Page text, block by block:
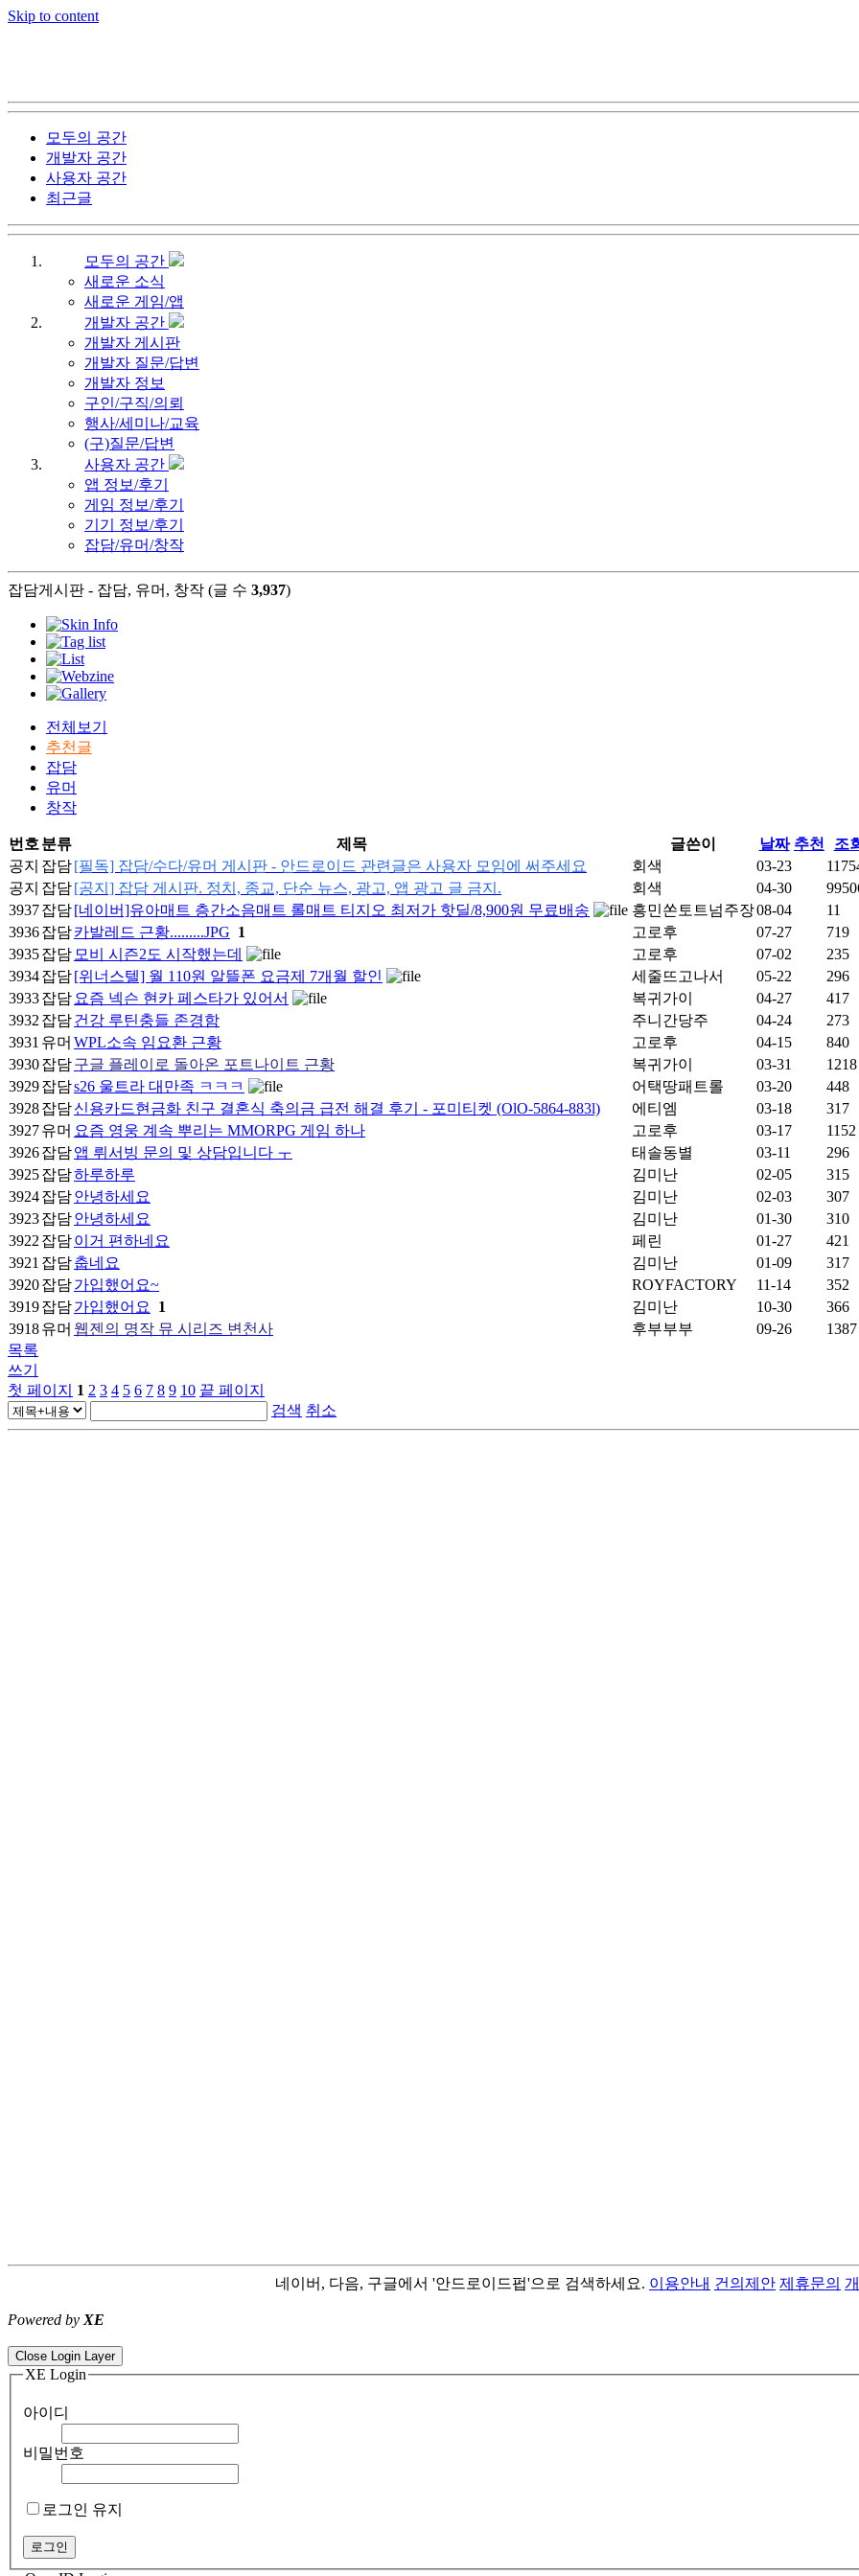
Skip to content
모두의 공간
개발자 공간
사용자 공간
최근글
모두의 공간
새로운 소식
새로운 게임/앱
개발자 공간
개발자 게시판
개발자 질문/답변
개발자 정보
구인/구직/의뢰
행사/세미나/교육
(구)질문/답변
사용자 공간
앱 정보/후기
게임 정보/후기
기기 정보/후기
잡담/유머/창작
잡담게시판 - 잡담, 유머, 창작 (글 수 3,937)
전체보기
추천글
잡담
유머
창작
번호 분류 제목 글쓴이 날짜 추천
조
공지 잡담[필독] 잡담/수다/유머 게시판 - 안드로이드 관련글은 사용자 모임에 써주세요 회색 03-23
공지 잡담[공지] 잡담 게시판. 정치, 종교, 단순 뉴스, 광고, 앱 광고 글 금지. 회색 04-30
3937잡담[네이버]유아매트 층간소음매트 롤매트 티지오 최저가 핫딜/8,900원 무료배송 흥민쏜토트넘주장08-04
11
3936잡담카발레드 근황.........JPG 1 고로후 07-27
719
3935잡담 모비 시즌2도 시작했는데 고로후 07-02
235
3934잡담[위너스텔] 월 110원 알뜰폰 요금제 7개월 할인 세줄뜨고나서 05-22
296
3933잡담 요즘 넥슨 현카 페스타가 있어서 복귀가이 04-27
417
3932 잡담건강 루틴충들 존경함 주니간당주 04-24
273
3931 유머 WPL소속 임요환 근황 고로후 04-15
840
3930잡담구글 플레이로 돌아온 포트나이트 근황 복귀가이 03-31
1218
3929잡담s26 울트라 대만족 ㅋㅋㅋ 어택땅패트롤 03-20
448
3928잡담신용카드현금화 친구 결혼식 축의금 급전 해결 후기 - 포미티켓 (OlO-5864-883l) 에티엠 03-18
317
3927유머 요즘 영웅 계속 뿌리는 MMORPG 게임 하나 고로후 03-17
1152
3926잡담앱 뤼서빙 문의 및 상담입니다 ㅜ 태솔동별 03-11
296
3925잡담하루하루 김미난 02-05
315
3924잡담안녕하세요 김미난 02-03
307
3923잡담안녕하세요 김미난 01-30
310
3922 잡담이거 편하네요 페린 01-27
421
3921 잡담춥네요 김미난 01-09
317
3920잡담가입했어요~ ROYFACTORY 11-14
352
3919잡담가입했어요 1 김미난 10-30
366
3918유머 웹젠의 명작 뮤 시리즈 변천사 후부부부 09-26
1387
목록
쓰기
첫 페이지
1 2 3 4 5 6 7 8 9 10 끝 페이지
검색 취소
네이버, 다음, 구글에서 '안드로이드펍'으로 검색하세요. 이용안내 건의제안 제휴문의
Powered by XE
Close Login Layer
XE Login
아이디
비밀번호
로그인 유지